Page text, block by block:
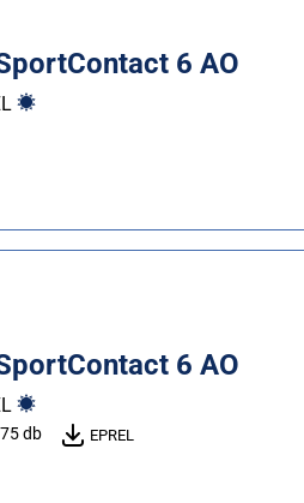
6 AO
6 AO
75 db EPREL